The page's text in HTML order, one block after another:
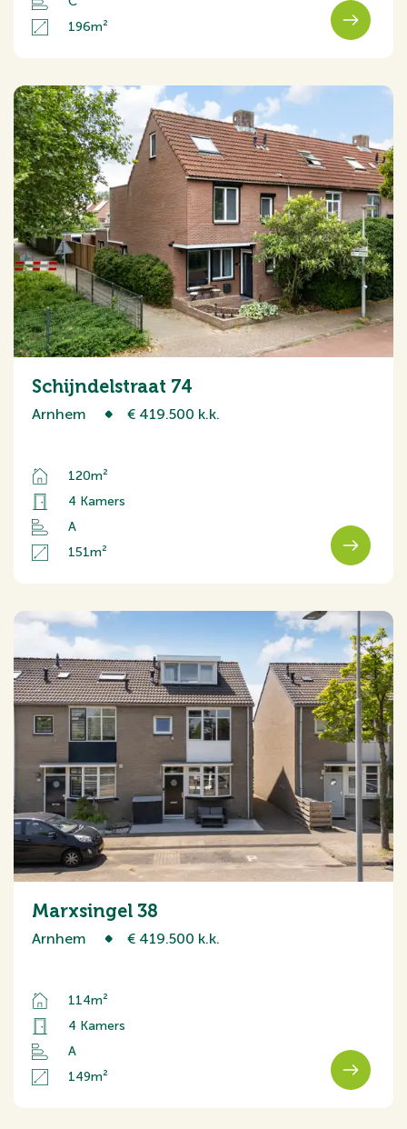
196m²
Schijndelstraat 74
Arnhem € 419.500 k.k.
120m²
4 Kamers
A
151m²
Marxsingel 38
Arnhem € 419.500 k.k.
114m²
4 Kamers
A
149m²